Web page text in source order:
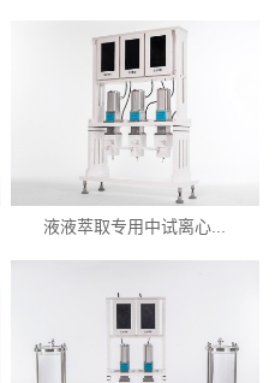
液液萃取专用中试离心...